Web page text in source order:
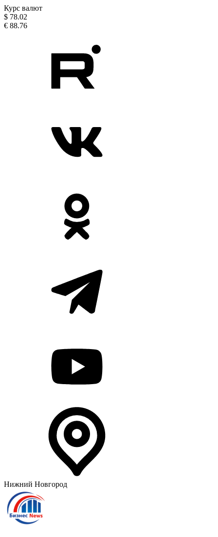
Курс валют
$ 78.02
€ 88.76
Нижний Новгород